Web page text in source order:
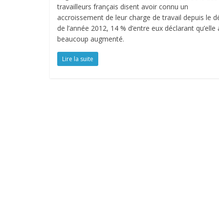
travailleurs français disent avoir connu un
accroissement de leur charge de travail depuis le
de l’année 2012, 14 % d’entre eux déclarant qu’elle
beaucoup augmenté.
Lire la suite